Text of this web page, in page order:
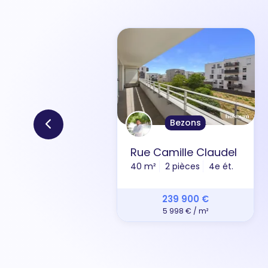
Bezons
Rue Camille Claudel
40 m² 2 pièces 4e ét.
239 900 €
5 998 € / m²